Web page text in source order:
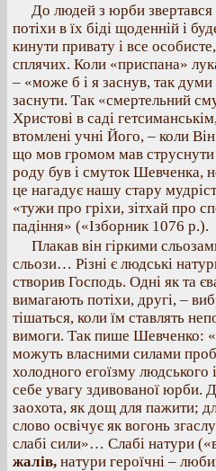
До людей з юрби звертався
потіхи в їх біді щоденній і
кинути привату і все
сплячих. Коли «приспана»
– «може б і я заснув, так думи
заснути. Так «смертельний
Христові в саді
втомлені учні Його, – коли
що мов громом мав струснути
роду був і смуток Шевченка,
це нагадує нашу стару
«тужи про гріхи, зітхай про
падіння» («Ізборник 1076 р.).
Плакав він гіркими
сльози… Різні є людські
створив Господь. Одні як та
вимагають потіхи, другі, –
тішаться, коли їм ставлять
вимоги. Так пише Шевченко:
можуть власними силами
холодного егоїзму людського
себе увагу здивованої юрби.
заохота, як дощ для пажити;
слово освічує як вогонь
слабі сили»… Слабі натури
жалів, натури героїчні –